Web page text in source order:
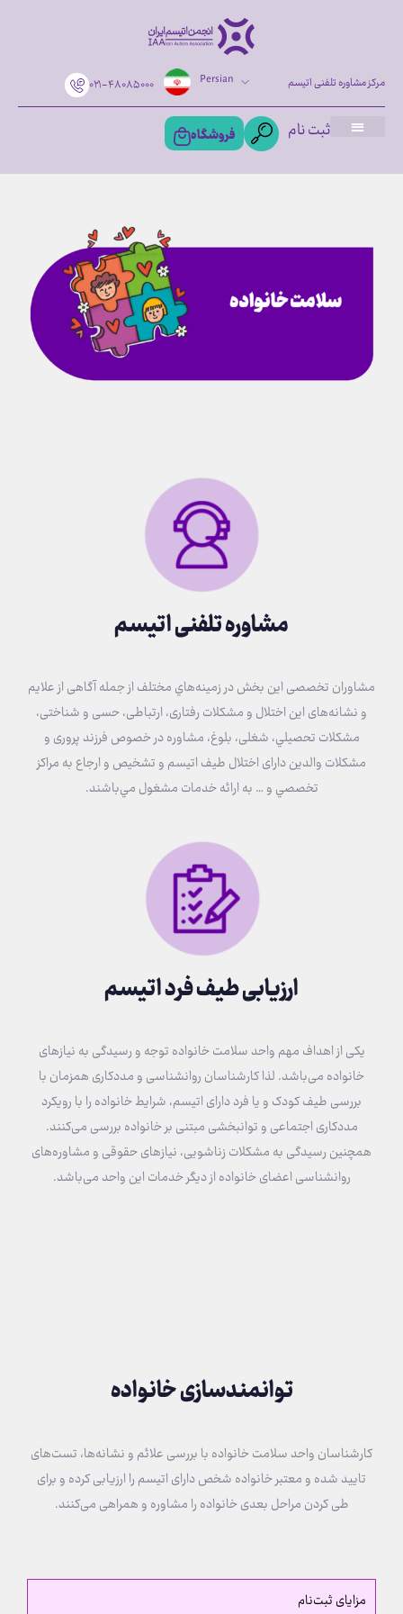
۰۲۱-۴۸۰۸۵۰۰۰ Persian مرکز مشاوره تلفنی اتیسم
ثبت نام فروشگاه
مشاوره تلفنی اتیسم
مشاوران تخصصی اين بخش در زمينه‌هاي مختلف از جمله آگاهی از علایم
و نشانه‌های این اختلال و مشكلات رفتاری، ارتباطی، حسی و شناختی،
مشکلات تحصيلي، شغلی، بلوغ، مشاوره در خصوص فرزند پروری و
مشکلات والدین دارای اختلال طیف اتیسم و تشخيص و ارجاع به مراكز
تخصصي و … به ارائه خدمات مشغول مي‌باشند.
ارزیابی طیف فرد اتیسم
یکی از اهداف مهم واحد سلامت خانواده توجه و رسیدگی به نیازهای
خانواده می‌باشد. لذا کارشناسان روانشناسی و مددکاری همزمان با
بررسی طیف کودک و یا فرد دارای اتیسم، شرایط خانواده را با رویکرد
مددکاری‌ اجتماعی و توانبخشی مبتنی بر خانواده بررسی می‌کنند.
همچنین رسیدگی به مشکلات زناشویی، نیازهای حقوقی و مشاوره‌های
روانشناسی اعضای خانواده از دیگر خدمات این واحد می‌باشد.
توانمندسازی خانواده
کارشناسان واحد سلامت خانواده با بررسی علائم و نشانه‌ها، تست‌های
تایید شده و معتبر خانواده شخص دارای اتیسم را ارزیابی کرده و برای
طی کردن مراحل بعدی خانواده را مشاوره و همراهی می‌کنند.
مزایای ثبت‌نام